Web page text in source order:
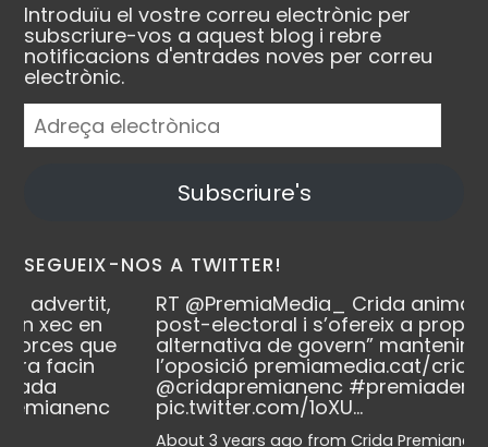
Introduïu el vostre correu electrònic per
subscriure-vos a aquest blog i rebre
notificacions d'entrades noves per correu
electrònic.
Adreça
electrònica
Subscriure's
SEGUEIX-NOS A TWITTER!
RT@PremiaMedia_Crida anima l’escenari
post-electoral i s’ofereix a propiciar “una
alternativa de govern” mantenint-se a
l’oposiciópremiamedia.cat/crid…
@cridapremianenc #premiademar
pic.twitter.com/1oXU…
About 3 years agofromCrida Premianenca's Twitter